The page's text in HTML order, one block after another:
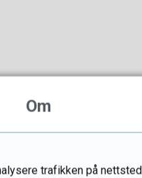
Om
trafikken på